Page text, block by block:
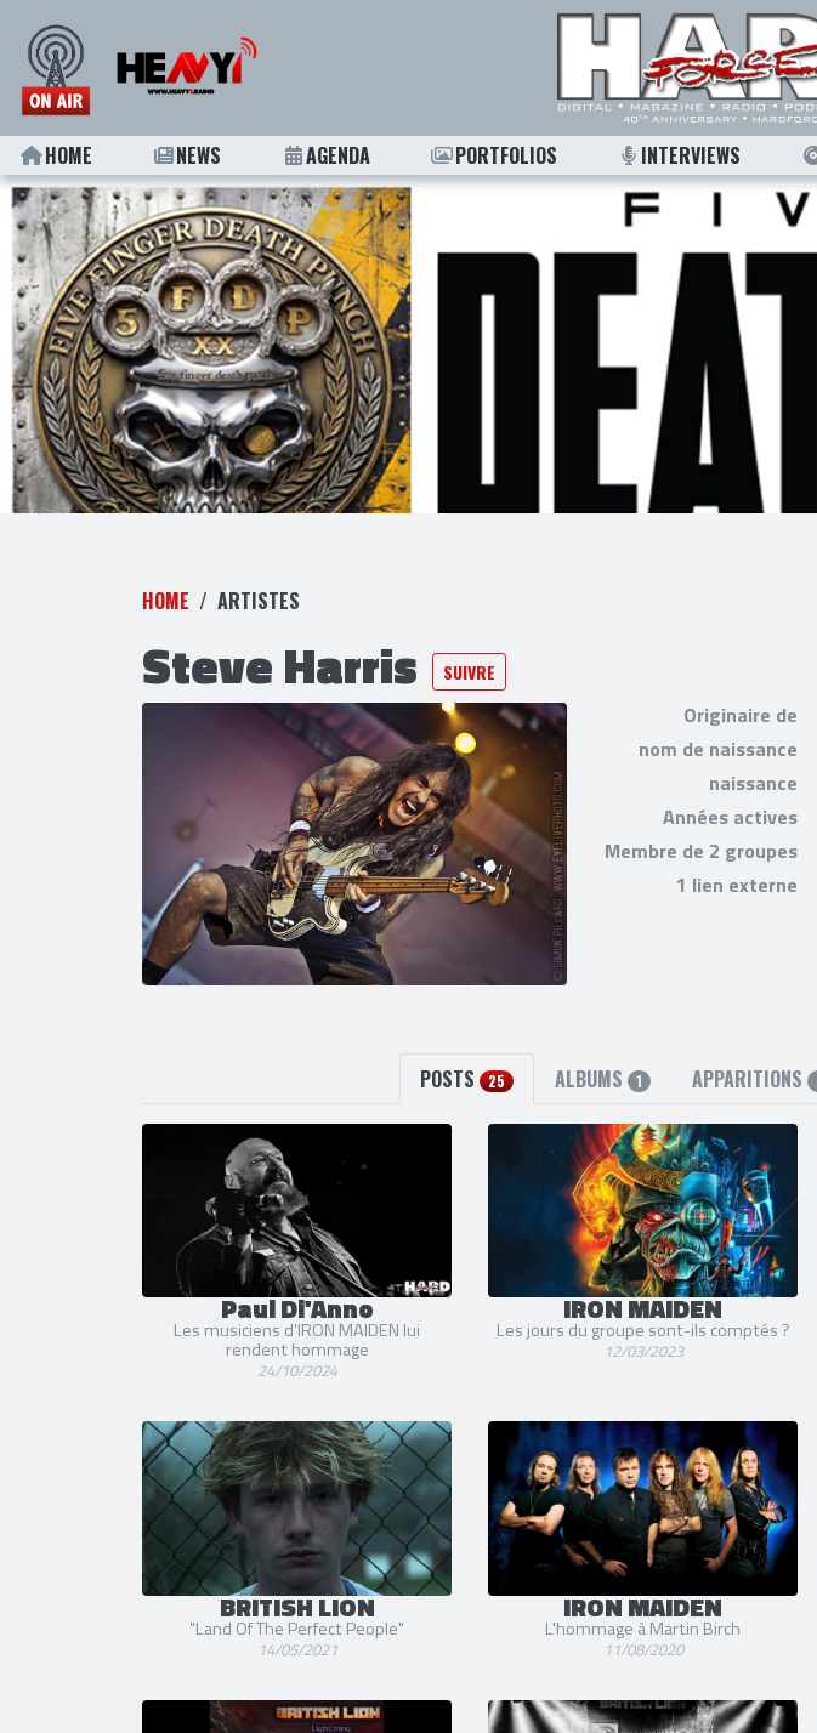
HOME NEWS AGENDA PORTFOLIOS INTERVIEWS
HOME ARTISTES
Steve Harris SUIVRE
Originaire de
nom de naissance
naissance
Années actives
Membre de 2 groupes
1 lien externe
POSTS 25 ALBUMS 1 APPARITIONS
Paul Di'Anno
Les musiciens d'IRON MAIDEN lui
rendent hommage
24/10/2024
IRON MAIDEN
Les jours du groupe sont-ils comptés ?
12/03/2023
BRITISH LION
"Land Of The Perfect People"
14/05/2021
IRON MAIDEN
L'hommage à Martin Birch
11/08/2020